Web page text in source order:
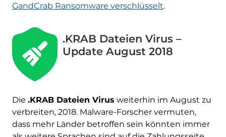
GandCrab Ransomware verschlüsselt.
.KRAB Dateien Virus –
Update August 2018
Die .KRAB Dateien Virus weiterhin im August zu
verbreiten, 2018. Malware-Forscher vermuten,
dass mehr Länder betroffen sein könnten immer